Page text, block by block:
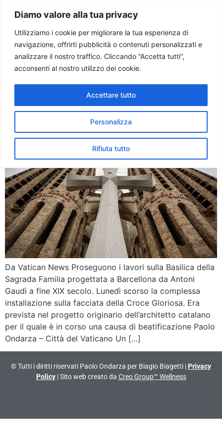
Diamo valore alla tua privacy
Utilizziamo i cookie per migliorare la tua esperienza di
navigazione, offrirti pubblicità o contenuti personalizzati e
analizzare il nostro traffico. Cliccando “Accetta tutti”,
acconsenti al nostro utilizzo dei cookie.
Personalizza
Rifiuta tutto
Accettare tutto
Paolo Ondarza
Tag:croce
La Croce Gloriosa installata
sulla facciata della Sagrada
Da Vatican News Proseguono i lavori sulla Basilica della
Sagrada Familia progettata a Barcellona da Antoni
Gaudì a fine XIX secolo. Lunedì scorso la complessa
installazione sulla facciata della Croce Gloriosa. Era
prevista nel progetto originario dell’architetto catalano
per il quale è in corso una causa di beatificazione Paolo
Ondarza – Città del Vaticano Un […]
© Tutti i diritti riservati Paolo Ondarza per Biagio Biagetti | Privacy
Policy| Sito web creato da Creo Group™ Wellness